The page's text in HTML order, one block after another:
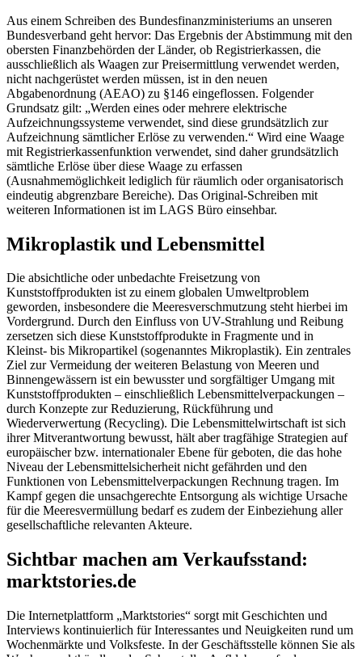
Aus einem Schreiben des Bundesfinanzministeriums an unseren
Bundesverband geht hervor: Das Ergebnis der Abstimmung mit den
obersten Finanzbehörden der Länder, ob Registrierkassen, die
ausschließlich als Waagen zur Preisermittlung verwendet werden,
nicht nachgerüstet werden müssen, ist in den neuen
Abgabenordnung (AEAO) zu §146 eingeflossen. Folgender
Grundsatz gilt: „Werden eines oder mehrere elektrische
Aufzeichnungssysteme verwendet, sind diese grundsätzlich zur
Aufzeichnung sämtlicher Erlöse zu verwenden.“ Wird eine Waage
mit Registrierkassenfunktion verwendet, sind daher grundsätzlich
sämtliche Erlöse über diese Waage zu erfassen
(Ausnahmemöglichkeit lediglich für räumlich oder organisatorisch
eindeutig abgrenzbare Bereiche). Das Original-Schreiben mit
weiteren Informationen ist im LAGS Büro einsehbar.
Mikroplastik und Lebensmittel
Die absichtliche oder unbedachte Freisetzung von
Kunststoffprodukten ist zu einem globalen Umweltproblem
geworden, insbesondere die Meeresverschmutzung steht hierbei im
Vordergrund. Durch den Einfluss von UV-Strahlung und Reibung
zersetzen sich diese Kunststoffprodukte in Fragmente und in
Kleinst- bis Mikropartikel (sogenanntes Mikroplastik). Ein zentrales
Ziel zur Vermeidung der weiteren Belastung von Meeren und
Binnengewässern ist ein bewusster und sorgfältiger Umgang mit
Kunststoffprodukten – einschließlich Lebensmittelverpackungen –
durch Konzepte zur Reduzierung, Rückführung und
Wiederverwertung (Recycling). Die Lebensmittelwirtschaft ist sich
ihrer Mitverantwortung bewusst, hält aber tragfähige Strategien auf
europäischer bzw. internationaler Ebene für geboten, die das hohe
Niveau der Lebensmittelsicherheit nicht gefährden und den
Funktionen von Lebensmittelverpackungen Rechnung tragen. Im
Kampf gegen die unsachgerechte Entsorgung als wichtige Ursache
für die Meeresvermüllung bedarf es zudem der Einbeziehung aller
gesellschaftliche relevanten Akteure.
Sichtbar machen am Verkaufsstand:
marktstories.de
Die Internetplattform „Marktstories“ sorgt mit Geschichten und
Interviews kontinuierlich für Interessantes und Neuigkeiten rund um
Wochenmärkte und Volksfeste. In der Geschäftsstelle können Sie als